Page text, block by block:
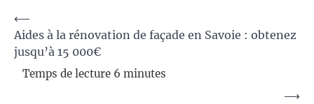
Navigation
de
l’article
⟵
Aides à la rénovation de façade en Savoie : obtenez
jusqu’à 15 000€
⟶